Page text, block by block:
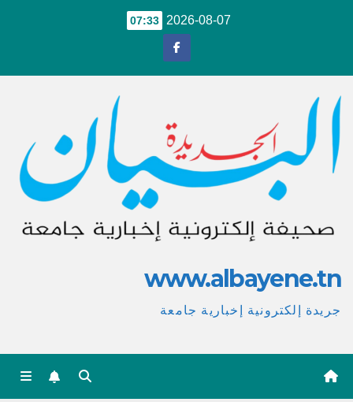
2026-08-07
07:33
www.albayene.tn
جريدة إلكترونية إخبارية جامعة